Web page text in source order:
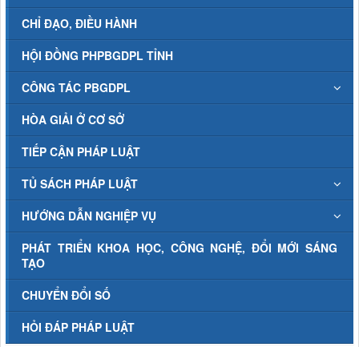
CHỈ ĐẠO, ĐIỀU HÀNH
HỘI ĐỒNG PHPBGDPL TỈNH
CÔNG TÁC PBGDPL
HÒA GIẢI Ở CƠ SỞ
TIẾP CẬN PHÁP LUẬT
TỦ SÁCH PHÁP LUẬT
HƯỚNG DẪN NGHIỆP VỤ
PHÁT TRIỂN KHOA HỌC, CÔNG NGHỆ, ĐỔI MỚI SÁNG
TẠO
CHUYỂN ĐỔI SỐ
HỎI ĐÁP PHÁP LUẬT